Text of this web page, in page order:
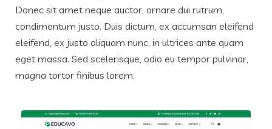
Donec sit amet neque auctor, ornare dui rutrum,
condimentum justo. Duis dictum, ex accumsan eleifend
eleifend, ex justo aliquam nunc, in ultrices ante quam
eget massa. Sed scelerisque, odio eu tempor pulvinar,
magna tortor finibus lorem.